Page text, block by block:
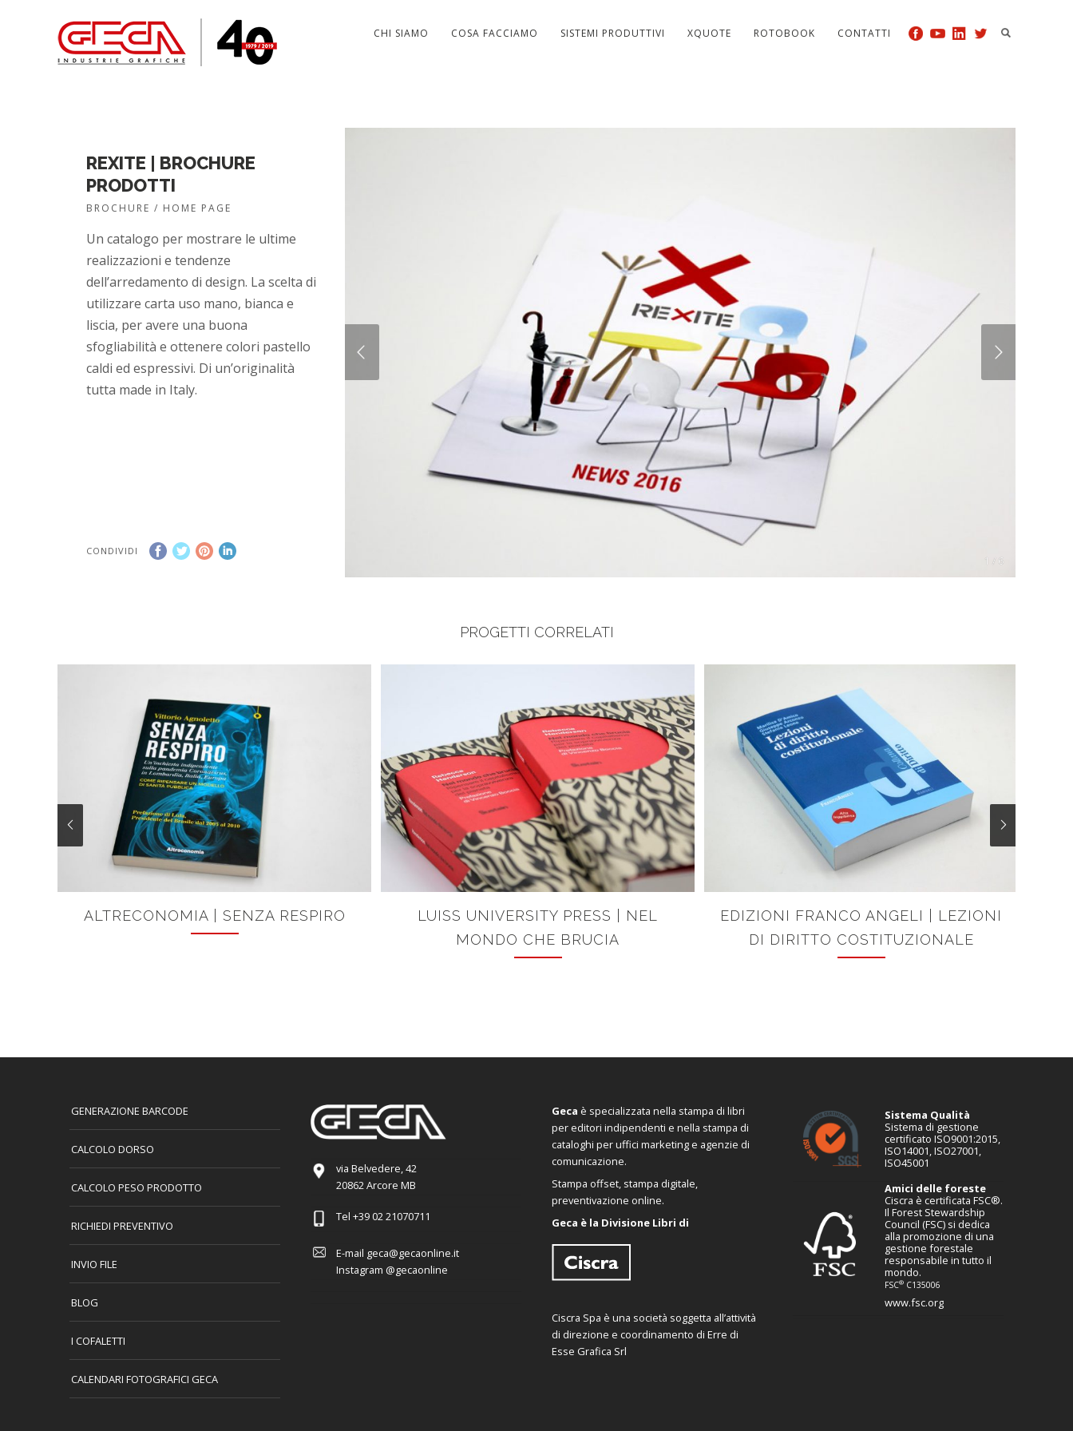
CHI SIAMO COSA FACCIAMO SISTEMI PRODUTTIVI XQUOTE ROTOBOOK CONTATTI
1 / 6
REXITE | BROCHURE
PRODOTTI
BROCHURE / HOME PAGE
Un catalogo per mostrare le ultime
realizzazioni e tendenze
dell’arredamento di design. La scelta di
utilizzare carta uso mano, bianca e
liscia, per avere una buona
sfogliabilità e ottenere colori pastello
caldi ed espressivi. Di un’originalità
tutta made in Italy.
CONDIVIDI
PROGETTI CORRELATI
ALTRECONOMIA | SENZA RESPIRO
LUISS UNIVERSITY PRESS | NEL
MONDO CHE BRUCIA
EDIZIONI FRANCO ANGELI | LEZIONI
DI DIRITTO COSTITUZIONALE
GENERAZIONE BARCODE
CALCOLO DORSO
CALCOLO PESO PRODOTTO
RICHIEDI PREVENTIVO
INVIO FILE
BLOG
I COFALETTI
CALENDARI FOTOGRAFICI GECA
via Belvedere, 42
20862 Arcore MB
Tel +39 02 21070711
E-mail geca@gecaonline.it
Instagram @gecaonline
Geca è specializzata nella stampa di libri
per editori indipendenti e nella stampa di
cataloghi per uffici marketing e agenzie di
comunicazione.
Stampa offset, stampa digitale,
preventivazione online.
Geca è la Divisione Libri di
Ciscra Spa è una società soggetta all’attività
di direzione e coordinamento di Erre di
Esse Grafica Srl
Sistema Qualità
Sistema di gestione
certificato ISO9001:2015,
ISO14001, ISO27001,
ISO45001
Amici delle foreste
Ciscra è certificata FSC®.
Il Forest Stewardship
Council (FSC) si dedica
alla promozione di una
gestione forestale
responsabile in tutto il
mondo.
FSC®C135006
www.fsc.org